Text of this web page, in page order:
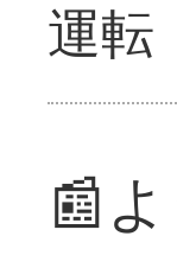
運転
📰